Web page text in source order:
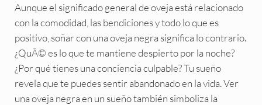
Aunque el significado general de oveja está relacionado
con la comodidad, las bendiciones y todo lo que es
positivo, soñar con una oveja negra significa lo contrario.
¿QuÃ© es lo que te mantiene despierto por la noche?
¿Por qué tienes una conciencia culpable? Tu sueño
revela que te puedes sentir abandonado en la vida. Ver
una oveja negra en un sueño también simboliza la